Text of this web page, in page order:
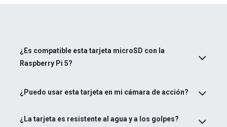
¿Es compatible esta tarjeta microSD con la
Raspberry Pi 5?
¿Puedo usar esta tarjeta en mi cámara de acción?
¿La tarjeta es resistente al agua y a los golpes?